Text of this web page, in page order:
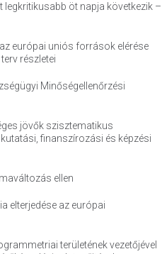
öt napja következik –
európai uniós források elérése
részletei
Minőségellenőrzési
jövők szisztematikus
finanszírozási és képzési
ellen
elterjedése az európai
területének vezetőjével